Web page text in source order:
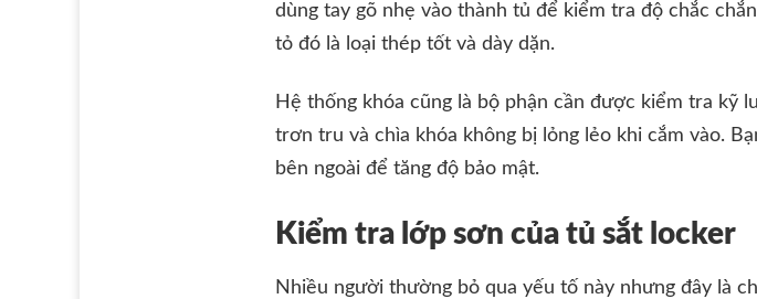
dùng tay gõ nhẹ vào thành tủ để kiểm tra độ chắc
tỏ đó là loại thép tốt và dày dặn.
Hệ thống khóa cũng là bộ phận cần được kiểm tra kỹ
trơn tru và chìa khóa không bị lỏng lẻo khi cắm vào.
bên ngoài để tăng độ bảo mật.
Kiểm tra lớp sơn của tủ sắt locker
Nhiều người thường bỏ qua yếu tố này nhưng đây là